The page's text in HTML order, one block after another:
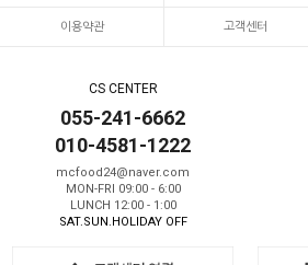
이용약관 고객센터
CS CENTER
055-241-6662
010-4581-1222
mcfood24@naver.com
MON-FRI 09:00 - 6:00
LUNCH 12:00 - 1:00
SAT.SUN.HOLIDAY OFF